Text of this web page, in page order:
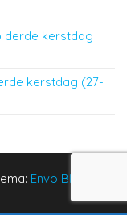
derde kerstdag
kerstdag (27-
Envo Blog